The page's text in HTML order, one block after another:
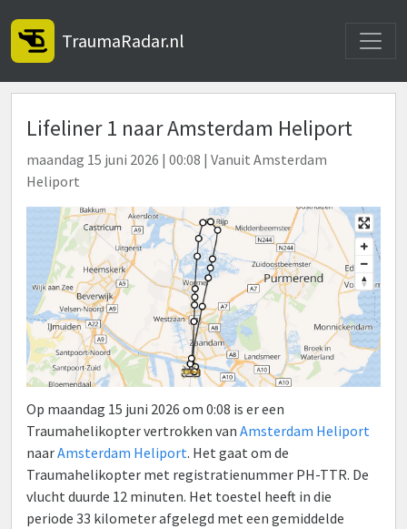
TraumaRadar.nl
Lifeliner 1 naar Amsterdam Heliport
maandag 15 juni 2026 | 00:08 | Vanuit Amsterdam
Heliport
Op maandag 15 juni 2026 om 0:08 is er een
Traumahelikopter vertrokken van Amsterdam Heliport
naarAmsterdam Heliport. Het gaat om de
Traumahelikopter met registratienummer PH-TTR. De
vlucht duurde 12 minuten. Het toestel heeft in die
periode 33 kilometer afgelegd met een gemiddelde